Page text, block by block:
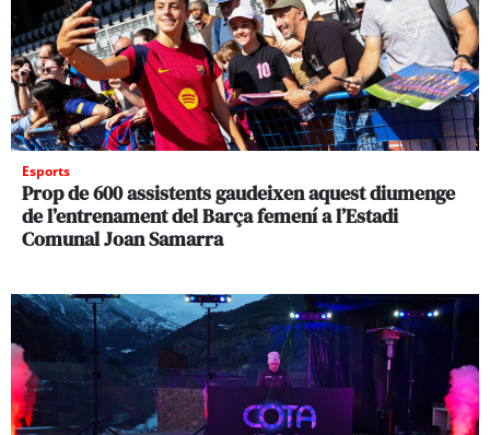
Esports
Prop de 600 assistents gaudeixen aquest diumenge
de l’entrenament del Barça femení a l’Estadi
Comunal Joan Samarra